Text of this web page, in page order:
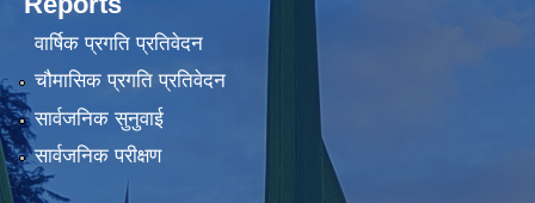
वार्षिक प्रगति प्रतिवेदन
चौमासिक प्रगति प्रतिवेदन
सार्वजनिक सुनुवाई
सार्वजनिक परीक्षण